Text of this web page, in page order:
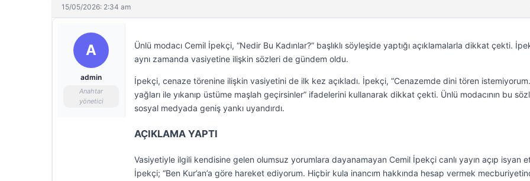
15/05/2026: 2:34 am
A
admin
Anahtar
yönetici
Ünlü modacı Cemil İpekçi, “Nedir Bu Kadınlar?” başlıklı söyleşide yaptığı açıklamalarla dikkat çekti.
aynı zamanda vasiyetine ilişkin sözleri de gündem oldu.
İpekçi, cenaze törenine ilişkin vasiyetini de ilk kez açıkladı. İpekçi, “Cenazemde dini tören
yağları ile yıkanıp üstüme maşlah geçirsinler” ifadelerini kullanarak dikkat çekti. Ünlü modacının bu
sosyal medyada geniş yankı uyandırdı.
AÇIKLAMA YAPTI
Vasiyetiyle ilgili kendisine gelen olumsuz yorumlara dayanamayan Cemil İpekçi canlı yayın açıp isyan
İpekçi; “Ben Kur’an’a göre hareket ediyorum. Hiçbir kula inancım hakkında hesap vermek